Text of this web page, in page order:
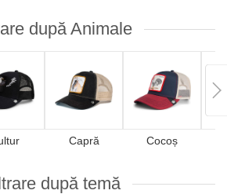
după Animale
Capră Cocoș
după temă